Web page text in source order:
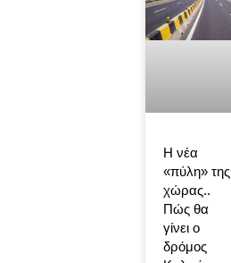
Η νέα
«πύλη» της
χώρας..
Πώς θα
γίνει ο
δρόμος